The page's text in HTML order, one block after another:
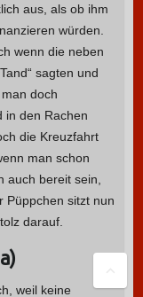
aus, als ob ihm
würden.
wenn die neben
sagten und
doch
in den Rachen
die Kreuzfahrt
man schon
auch bereit sein,
Püppchen sitzt nun
darauf.
weil keine